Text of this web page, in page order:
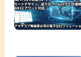
(2)
(5)